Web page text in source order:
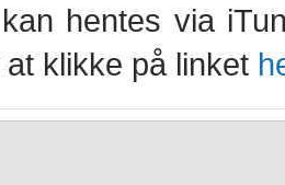
hentes via
at klikke på linket